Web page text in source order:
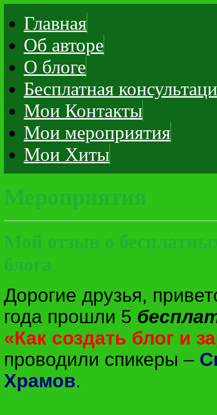
Главная
Об авторе
О блоге
Бесплатная
Мои Контакты
Мои мероприятия
Мои Хиты
Мероприятия
Мой отзыв о
блога
Дорогие друзья,
года прошли 5
«Как создать блог и
проводили спикеры –
Храмов.